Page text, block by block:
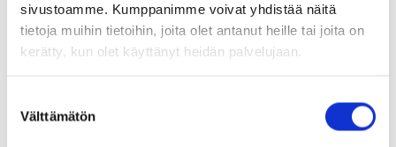
sivustoamme. Kumppanimme voivat yhdistää näitä
tietoja muihin tietoihin, joita olet antanut heille tai joita on
kerätty, kun olet käyttänyt heidän palvelujaan.
valinta
Välttämätön
Gränsöverskridande
ärendehantering
Ge EU-medborgare och företag möjlighet